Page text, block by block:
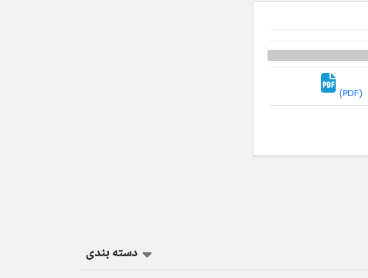
(PDF)
دسته بندی